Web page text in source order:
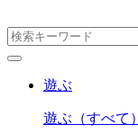
遊ぶ
遊ぶ （すべて）